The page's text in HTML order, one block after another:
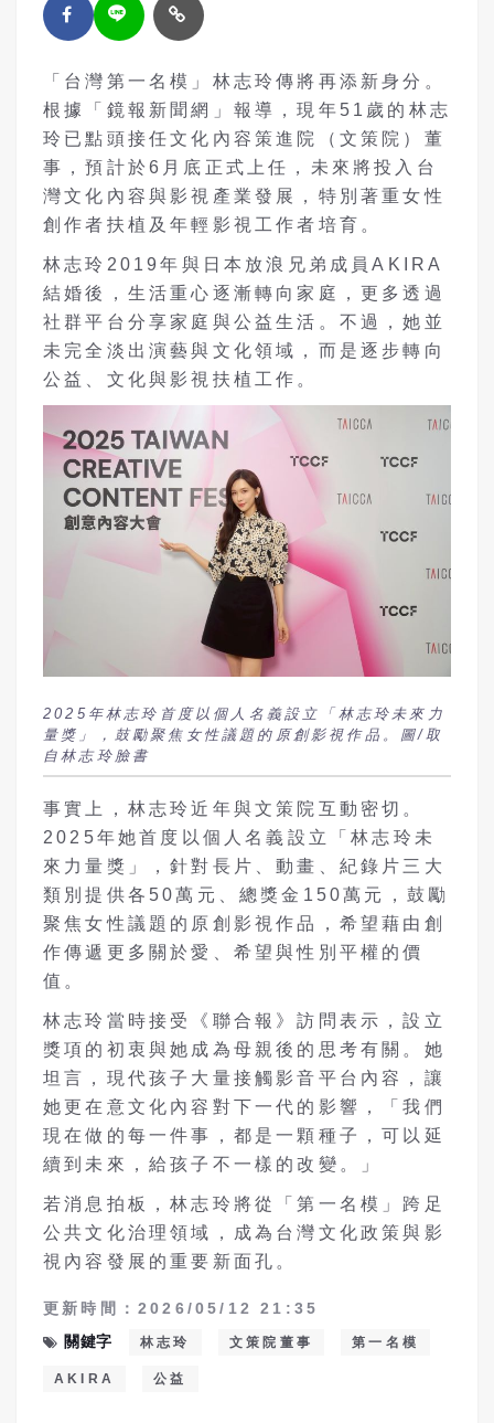
「台灣第一名模」林志玲傳將再添新身分。
根據「鏡報新聞網」報導，現年51歲的林志
玲已點頭接任文化內容策進院（文策院）董
事，預計於6月底正式上任，未來將投入台
灣文化內容與影視產業發展，特別著重女性
創作者扶植及年輕影視工作者培育。
林志玲2019年與日本放浪兄弟成員AKIRA
結婚後，生活重心逐漸轉向家庭，更多透過
社群平台分享家庭與公益生活。不過，她並
未完全淡出演藝與文化領域，而是逐步轉向
公益、文化與影視扶植工作。
2025年林志玲首度以個人名義設立「林志玲未來力
量獎」，鼓勵聚焦女性議題的原創影視作品。圖/取
自林志玲臉書
事實上，林志玲近年與文策院互動密切。
2025年她首度以個人名義設立「林志玲未
來力量獎」，針對長片、動畫、紀錄片三大
類別提供各50萬元、總獎金150萬元，鼓勵
聚焦女性議題的原創影視作品，希望藉由創
作傳遞更多關於愛、希望與性別平權的價
值。
林志玲當時接受《聯合報》訪問表示，設立
獎項的初衷與她成為母親後的思考有關。她
坦言，現代孩子大量接觸影音平台內容，讓
她更在意文化內容對下一代的影響，「我們
現在做的每一件事，都是一顆種子，可以延
續到未來，給孩子不一樣的改變。」
若消息拍板，林志玲將從「第一名模」跨足
公共文化治理領域，成為台灣文化政策與影
視內容發展的重要新面孔。
更新時間：2026/05/12 21:35
關鍵字
林志玲 文策院董事 第一名模
AKIRA 公益